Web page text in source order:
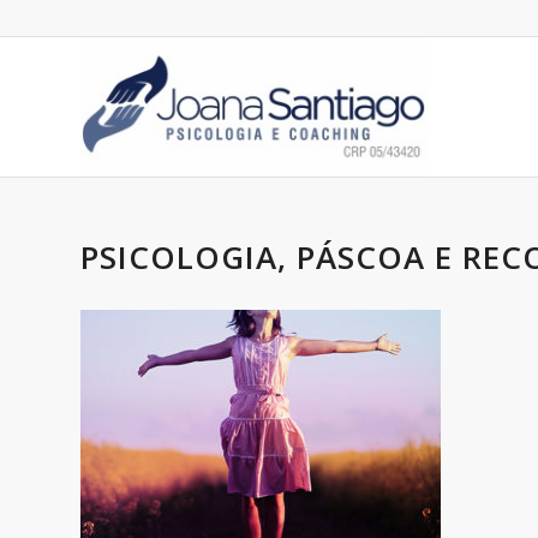
PSICOLOGIA, PÁSCOA E